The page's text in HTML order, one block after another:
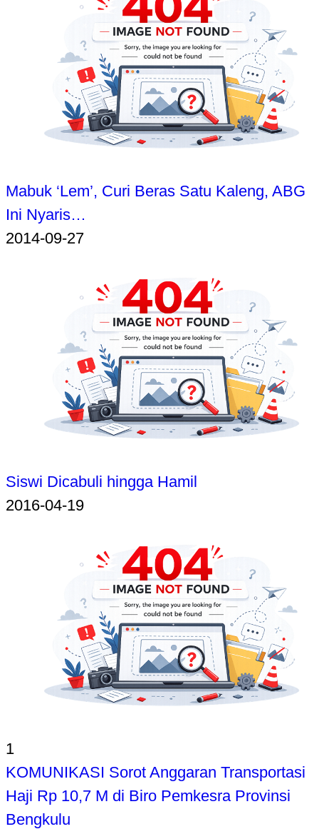
Mabuk ‘Lem’, Curi Beras Satu Kaleng, ABG
Ini Nyaris…
2014-09-27
Siswi Dicabuli hingga Hamil
2016-04-19
1
KOMUNIKASI Sorot Anggaran Transportasi
Haji Rp 10,7 M di Biro Pemkesra Provinsi
Bengkulu